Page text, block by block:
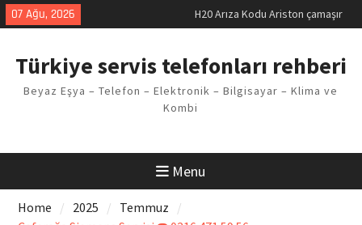
Skip
to
07 Ağu, 2026
LG kombi E2 Arızası Çözümü
Vaillant çamaşır makinesi E03
Arıza Kodu
Ferroli klima E3 Arızası Çözümü
Türkiye servis telefonları rehberi
Beyaz Eşya – Telefon – Elektronik – Bilgisayar – Klima ve
Kombi
Menu
Home 2025
Temmuz